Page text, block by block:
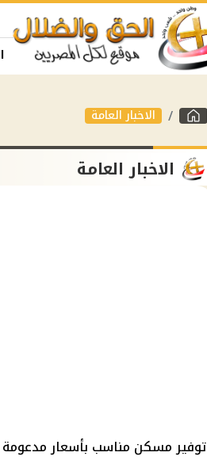
الاخبار العامة
الاخبار العامة
توفير مسكن مناسب بأسعار